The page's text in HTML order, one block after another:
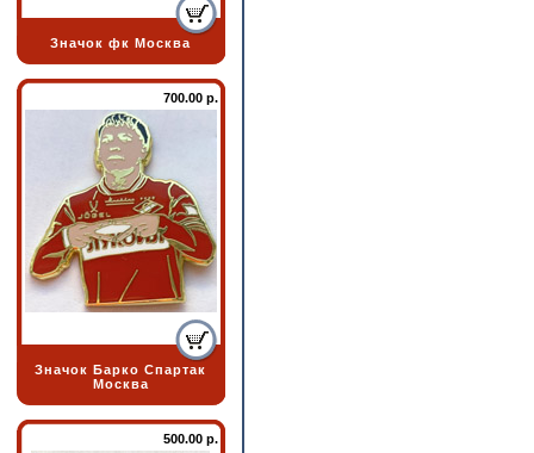
Значок фк Москва
700.00 р.
Значок Барко Спартак
Москва
500.00 р.